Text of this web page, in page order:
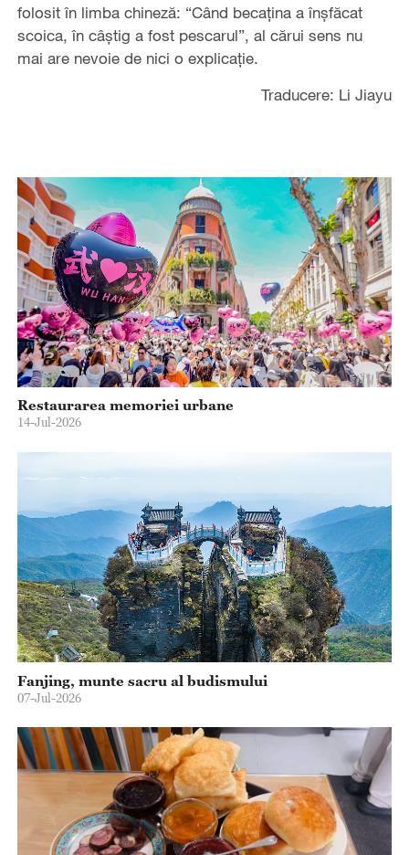
folosit în limba chineză: “Când becaţina a înşfăcat
scoica, în câştig a fost pescarul”, al cărui sens nu
mai are nevoie de nici o explicaţie.
Traducere: Li Jiayu
Restaurarea memoriei urbane
14-Jul-2026
Fanjing, munte sacru al budismului
07-Jul-2026